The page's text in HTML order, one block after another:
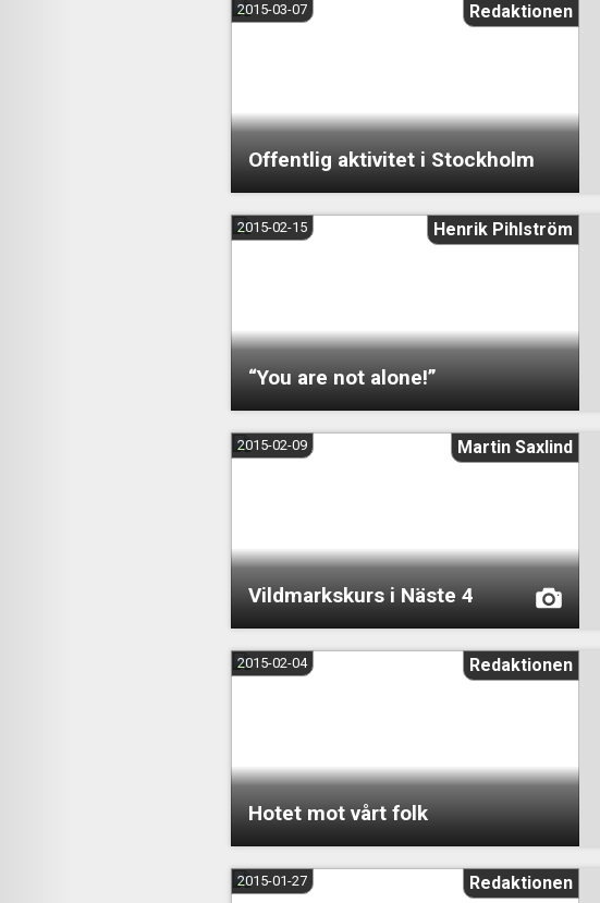
Offentlig aktivitet i Stockholm
2015-03-07
Redaktionen
“You are not alone!”
2015-02-15
Henrik Pihlström
Vildmarkskurs i Näste 4
2015-02-09
Martin Saxlind
Hotet mot vårt folk
2015-02-04
Redaktionen
2015-01-27
Redaktionen